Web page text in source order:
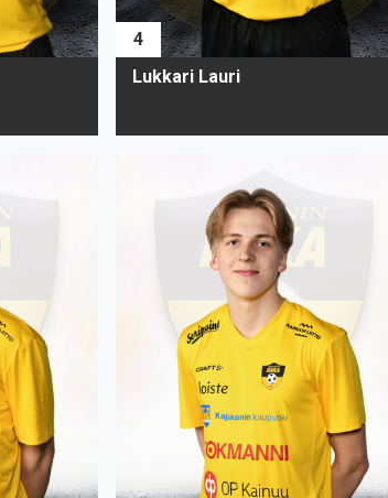
4
Lukkari Lauri